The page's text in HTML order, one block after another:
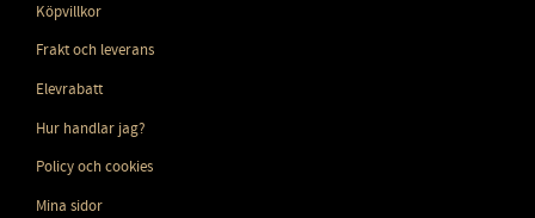
Köpvillkor
Frakt och leverans
Elevrabatt
Hur handlar jag?
Policy och cookies
Mina sidor